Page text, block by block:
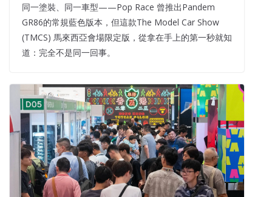
同一塗裝、同一車型——Pop Race 曾推出Pandem
GR86的常規藍色版本，但這款The Model Car Show
(TMCS) 馬來西亞會場限定版，從拿在手上的第一秒就知
道：完全不是同一回事。